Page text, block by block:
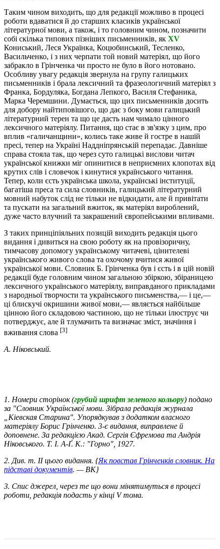
Таким чином виходить, що для редакції можливо в процесі
роботи вдаватися й до старших класиків української
літературної мови, а також, і то головним чином, позначити
собі скілька типових пізніших письменників, як XV
Кониський, Леся Українка, Коцюбинський, Тесленко,
Васильченко, і з них черпати той новий матеріял, що його
забракло в Грінченка чи просто не було в його нотовано.
Особливу увагу редакція звернула на групу галицьких
письменників і брала лексичний та фразеологичний матеріял з
Франка, Бордуляка, Богдана Лепкого, Василя Стефаника,
Марка Черемшини. Думається, що цих письменників досить
для добору найтиповішого, що дає з боку мови галицький
літературний терен та що це дасть нам чимало цінного
лексичного матеріялу. Питання, що стає в зв'язку з цим, про
вплив «галичанщини», колись таке живе й гостре в нашій
пресі, тепер на Україні Наддніпрянській перепадає. Давніше
справа стояла так, що через суто галицькі вислови читач
української книжки міг опинитися в неприємних клопотах від
крутих слів і словечок і кинутися українського читання.
Тепер, коли єсть українська школа, українські інституції,
багатіша преса та сила словників, галицький літературний
мовний набуток слід не тільки не відкидати, але й привітати
та пускати на загальний вжиток, як матеріял вироблений,
дуже часто влучний та закрашений європейськими впливами.
З таких принціпіяльних позицій виходить редакція цього
видання і дивиться на свою роботу як на провізоричну,
тимчасову допомогу українському читачеві, цінителеві
українського живого слова та охочому вчитися живої
української мови. Словник Б. Грінченка був і єсть і в цій новій
редакції буде головним чином загальною збіркою, збіраницею
лексичного українського матеріялу, виправданого прикладами
з народньої творчости та українського письменства,— і це,—
ці блискучі окришини живої мови,— являється найбільше
цінною його складовою частиною, що не тільки ілюструє чи
потверджує, але й тлумачить та визначає зміст, значіння і
вживання слова [3]
А. Ніковський.
1. Номери сторінок (грубий шрифт зеленого кольору) подано
за "Словник Української мови. Зібрала редакція журнала
„Кіевская Старина". Упорядкував з додатком власного
матеріялу Борис Грінченко. 3-є видання, виправлене й
доповнене. За редакцією Акад. Сергія Єфремова та Андрія
Ніковського. Т. І. А-Ґ. К.: "Горно", 1927.
2. Див. т. ІІ цього видання. {Як повстав Грінченків словник. На
підставі документів. — ВК}
3. Спис джерел, через те що вони мінятимуться в процесі
роботи, редакція подасть у кінці V томa.